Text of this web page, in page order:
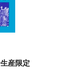
産限定